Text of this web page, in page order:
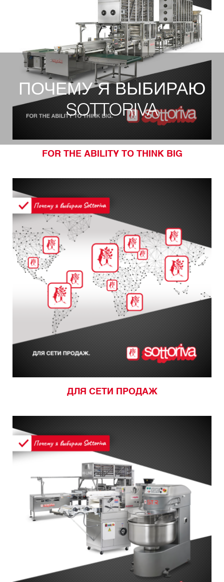
ПОЧЕМУ Я ВЫБИРАЮ
SOTTORIVA
FOR THE ABILITY TO THINK BIG
ДЛЯ СЕТИ ПРОДАЖ